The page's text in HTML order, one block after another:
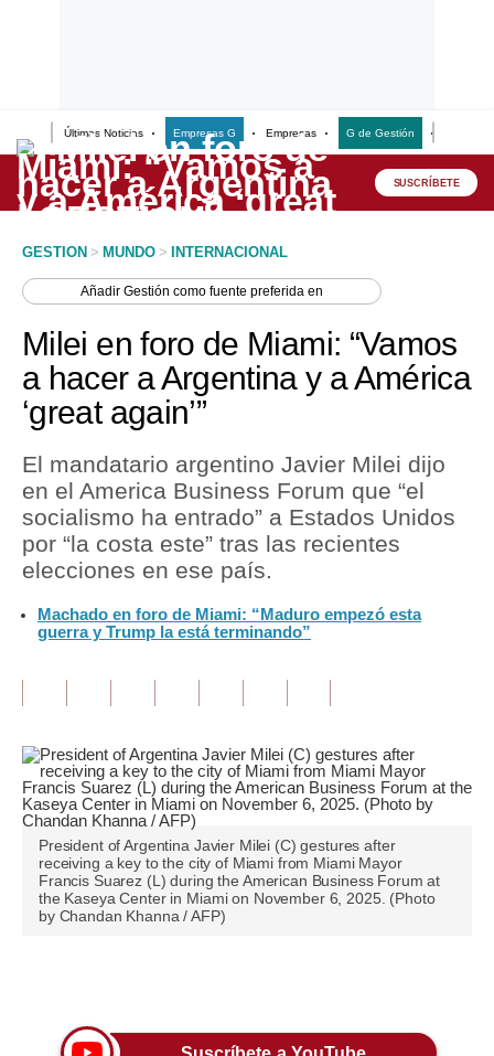
Últimas Noticias Empresas G Empresas G de Gestión
Lo último
Peru Quiosco
Economía
Mercados
Política
Tu Dinero
Finanzas Personales
Inmobiliarias
Opinión
Editorial
Pregunta de hoy
Blogs
Tendencias
SUSCRÍBETE
GESTION > MUNDO > INTERNACIONAL
AñadirGestión como fuente preferida en
Milei en foro de Miami: “Vamos
a hacer a Argentina y a América
‘great again’”
El mandatario argentino Javier Milei dijo
en el America Business Forum que “el
socialismo ha entrado” a Estados Unidos
por “la costa este” tras las recientes
elecciones en ese país.
Machado en foro de Miami: “Maduro empezó esta
guerra y Trump la está terminando”
President of Argentina Javier Milei (C) gestures after
receiving a key to the city of Miami from Miami Mayor
Francis Suarez (L) during the American Business Forum at
the Kaseya Center in Miami on November 6, 2025. (Photo
by Chandan Khanna / AFP)